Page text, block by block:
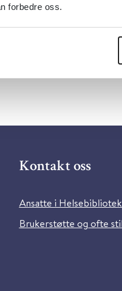
forbedre oss.
Kontakt oss
Ansatte i
Brukerstøtte og ofte